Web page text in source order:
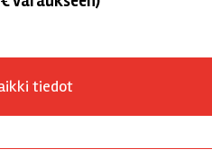
tiedot